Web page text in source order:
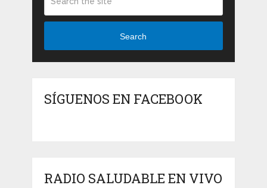
Search
SÍGUENOS EN FACEBOOK
RADIO SALUDABLE EN VIVO